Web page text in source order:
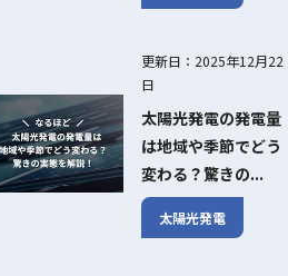
更新日：2025年12月22
日
太陽光発電の発電量
は地域や季節でどう
変わる？驚きの...
太陽光発電